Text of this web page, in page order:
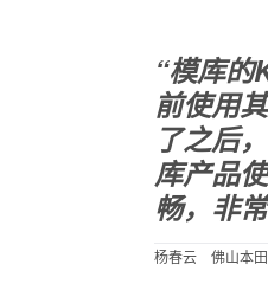
“模库的
前使用
了之后
库产品
畅，非
杨春云 佛山本田